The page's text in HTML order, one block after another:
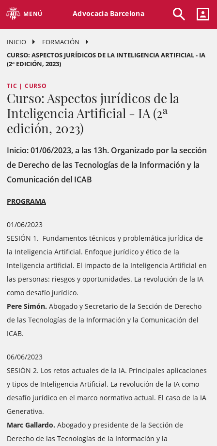
MENÚ Advocacia Barcelona
INICIO
FORMACIÓN
CURSO: ASPECTOS JURÍDICOS DE LA INTELIGENCIA ARTIFICIAL - IA
(2ª EDICIÓN, 2023)
TIC | CURSO
Curso: Aspectos jurídicos de la
Inteligencia Artificial - IA (2ª
edición, 2023)
Inicio: 01/06/2023, a las 13h. Organizado por la sección
de Derecho de las Tecnologías de la Información y la
Comunicación del ICAB
PROGRAMA
01/06/2023
SESIÓN 1. Fundamentos técnicos y problemática jurídica de
la Inteligencia Artificial. Enfoque jurídico y ético de la
Inteligencia artificial. El impacto de la Inteligencia Artificial en
las personas: riesgos y oportunidades. La revolución de la IA
como desafío jurídico.
Pere Simón. Abogado y Secretario de la Sección de Derecho
de las Tecnologías de la Información y la Comunicación del
ICAB.
06/06/2023
SESIÓN 2. Los retos actuales de la IA. Principales aplicaciones
y tipos de Inteligencia Artificial. La revolución de la IA como
desafío jurídico en el marco normativo actual. El caso de la IA
Generativa.
Marc Gallardo. Abogado y presidente de la Sección de
Derecho de las Tecnologías de la Información y la